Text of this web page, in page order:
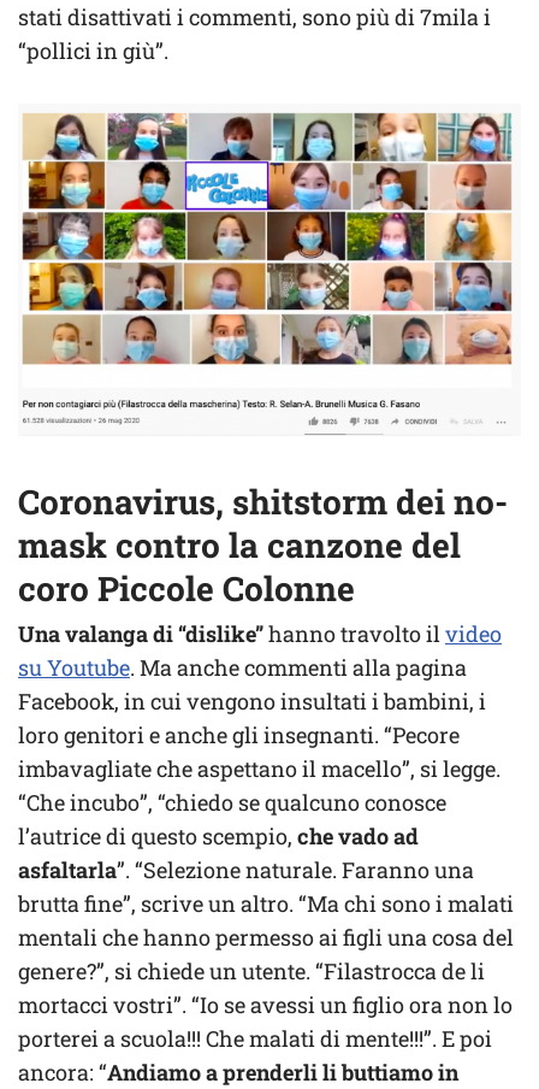
stati disattivati i commenti, sono più di 7mila i
“pollici in giù”.
Coronavirus, shitstorm dei no-
mask contro la canzone del
coro Piccole Colonne
Una valanga di “dislike”hanno travolto ilvideo
su Youtube. Ma anche commenti alla pagina
Facebook, in cui vengono insultati i bambini, i
loro genitori e anche gli insegnanti. “Pecore
imbavagliate che aspettano il macello”, si legge.
“Che incubo”, “chiedo se qualcuno conosce
l’autrice di questo scempio, che vado ad
asfaltarla”. “Selezione naturale. Faranno una
brutta fine”, scrive un altro. “Ma chi sono i malati
mentali che hanno permesso ai figli una cosa del
genere?”, si chiede un utente. “Filastrocca de li
mortacci vostri”. “Io se avessi un figlio ora non lo
porterei a scuola!!! Che malati di mente!!!”. E poi
ancora: “Andiamo a prenderli li buttiamo in